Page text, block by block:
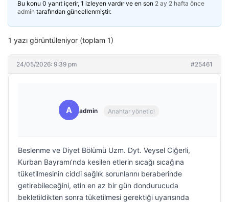
Bu konu 0 yanıt içerir, 1 izleyen vardır ve en son 2 ay 2 hafta önce
admin tarafından güncellenmiştir.
1 yazı görüntüleniyor (toplam 1)
24/05/2026: 9:39 pm #25461
A admin Anahtar yönetici
Beslenme ve Diyet Bölümü Uzm. Dyt. Veysel Ciğerli,
Kurban Bayramı’nda kesilen etlerin sıcağı sıcağına
tüketilmesinin ciddi sağlık sorunlarını beraberinde
getirebileceğini, etin en az bir gün dondurucuda
bekletildikten sonra tüketilmesi gerektiği uyarısında